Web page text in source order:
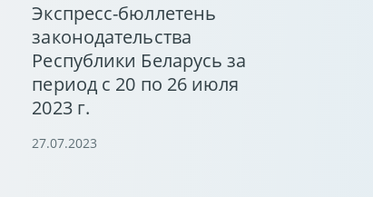
Экспресс-бюллетень
законодательства
Республики Беларусь за
период с 20 по 26 июля
2023 г.
27.07.2023